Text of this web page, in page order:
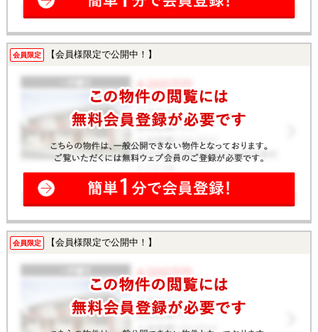
会員限定 【会員様限定で公開中！】
会員限定 【会員様限定で公開中！】